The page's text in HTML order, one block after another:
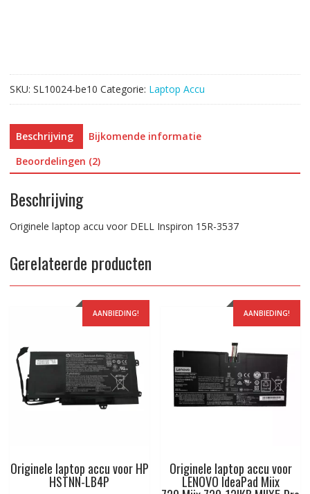
aantal
SKU: SL10024-be10 Categorie: Laptop Accu
Beschrijving
Bijkomende informatie
Beoordelingen (2)
Beschrijving
Originele laptop accu voor DELL Inspiron 15R-3537
Gerelateerde producten
AANBIEDING!
Originele laptop accu voor HP
HSTNN-LB4P
AANBIEDING!
Originele laptop accu voor
LENOVO IdeaPad Miix